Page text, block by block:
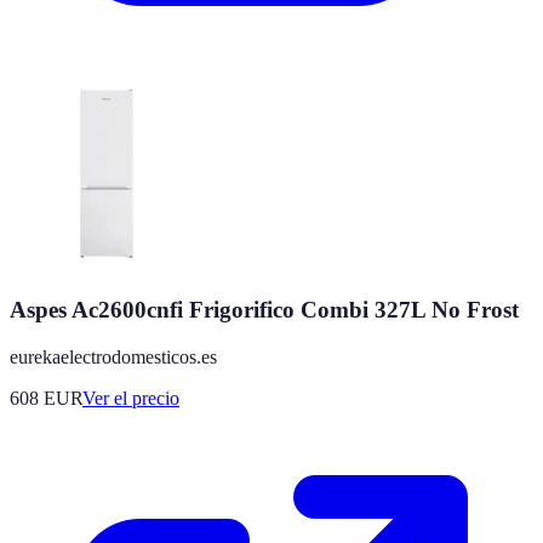
Aspes Ac2600cnfi Frigorifico Combi 327L No Frost
eurekaelectrodomesticos.es
608 EURVer el precio